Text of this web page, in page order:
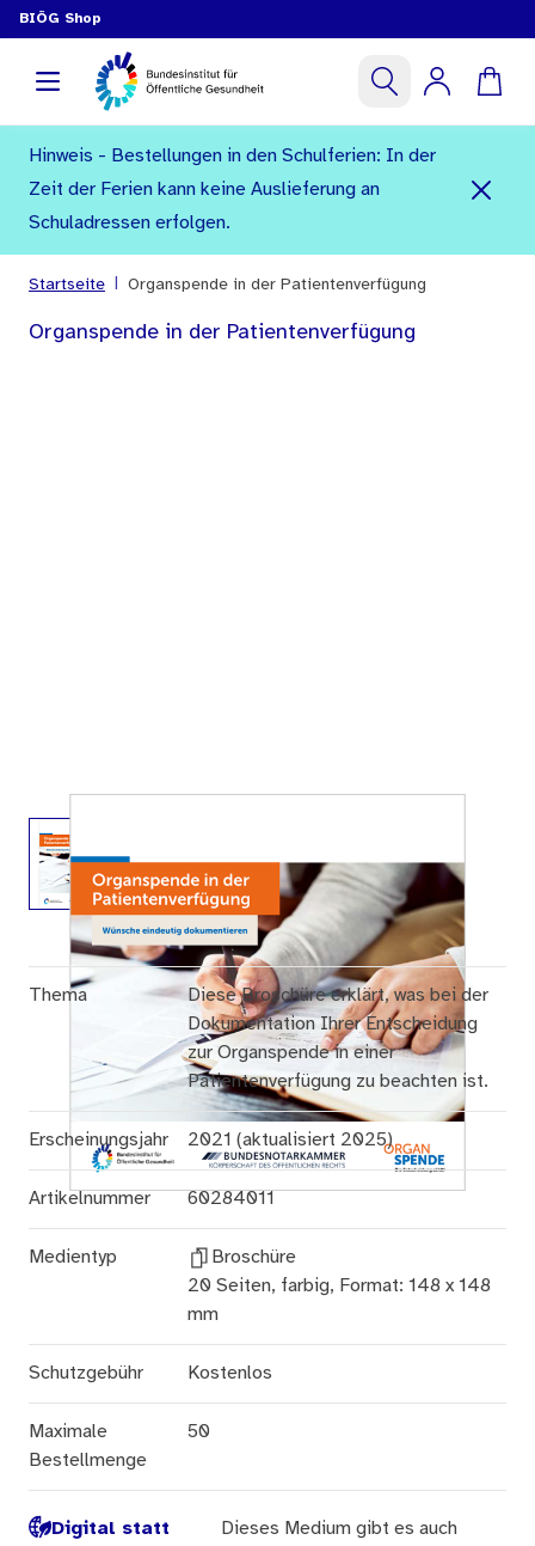
BIÖG Shop
Hinweis - Bestellungen in den Schulferien: In der
Zeit der Ferien kann keine Auslieferung an
Schuladressen erfolgen.
Startseite Organspende in der Patientenverfügung
Organspende in der Patientenverfügung
Thema
Diese Broschüre erklärt, was bei der
Dokumentation Ihrer Entscheidung
zur Organspende in einer
Patientenverfügung zu beachten ist.
Erscheinungsjahr 2021 (aktualisiert 2025)
Artikelnummer 60284011
Medientyp
Broschüre
20 Seiten, farbig, Format: 148 x 148
mm
Schutzgebühr Kostenlos
Maximale
Bestellmenge
50
Digital statt
Dieses Medium gibt es auch